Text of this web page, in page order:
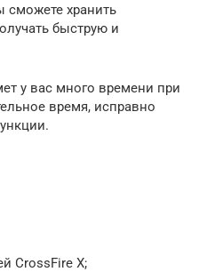
хранить
быструю и
у вас много времени при
время, исправно
CrossFire X;